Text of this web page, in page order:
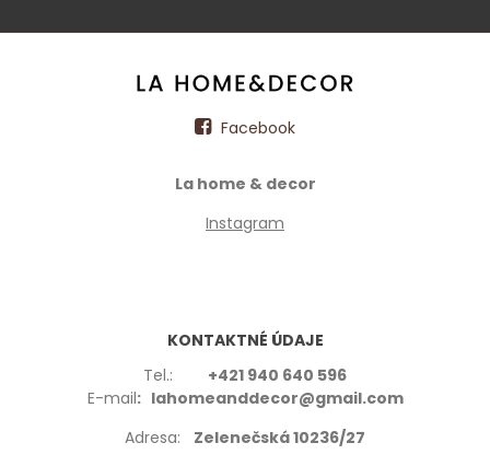
Facebook
La home & decor
Instagram
KONTAKTNÉ ÚDAJE
Tel.: +421 940 640 596
E-mail: lahomeanddecor@gmail.com
Adresa: Zelenečská 10236/27